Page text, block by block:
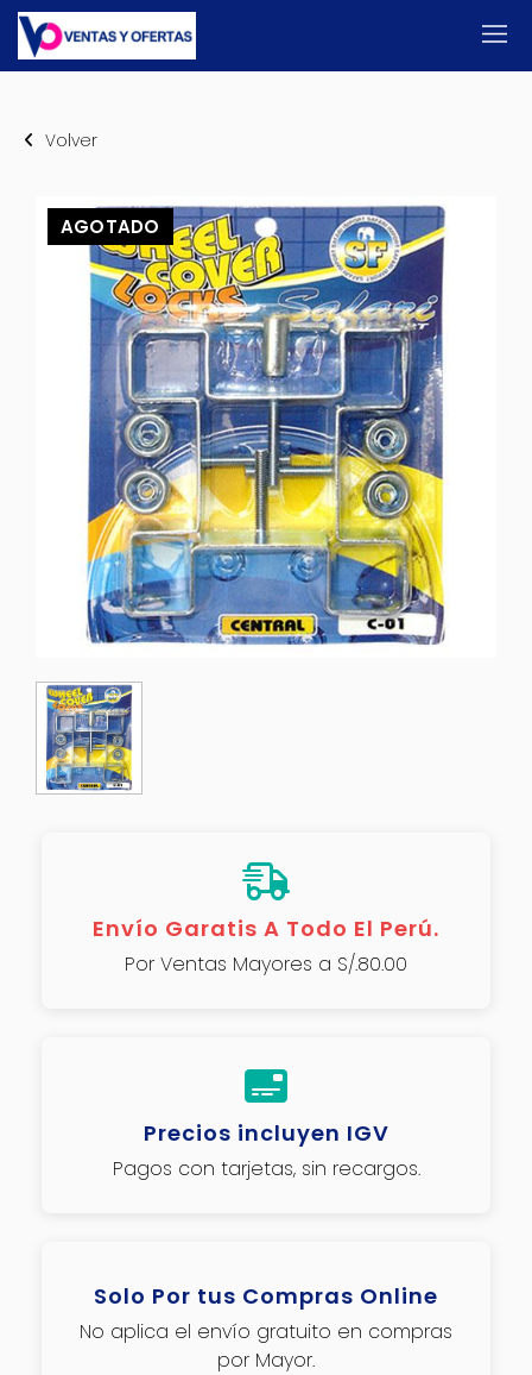
Volver
AGOTADO
Envío Garatis A Todo El Perú.
Por Ventas Mayores a S/.80.00
Precios incluyen IGV
Pagos con tarjetas, sin recargos.
Solo Por tus Compras Online
No aplica el envío gratuito en compras
por Mayor.